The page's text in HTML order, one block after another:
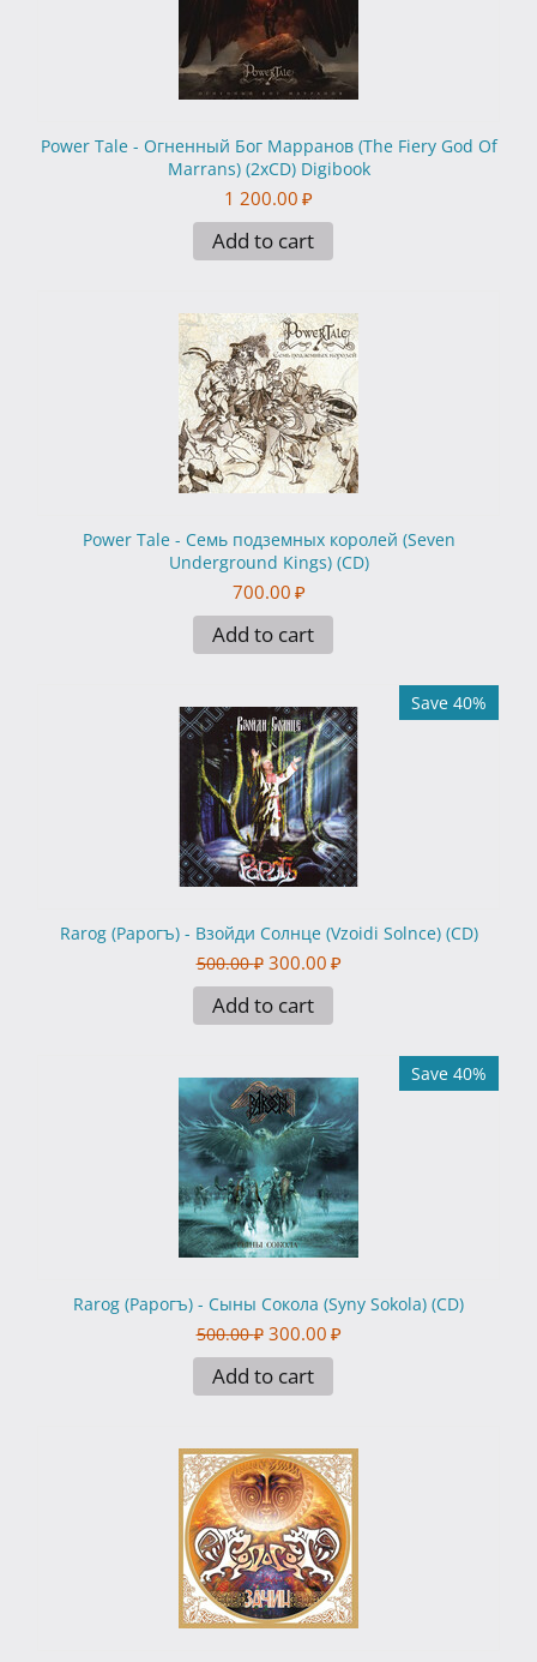
Power Tale - Огненный Бог Марранов (The Fiery God Of
Marrans) (2xCD) Digibook
1 200.00 ₽
Add to cart
Power Tale - Семь подземных королей (Seven
Underground Kings) (CD)
700.00 ₽
Add to cart
Save 40%
Rarog (Рарогъ) - Взойди Солнце (Vzoidi Solnce) (CD)
500.00 ₽ 300.00 ₽
Add to cart
Save 40%
Rarog (Рарогъ) - Сыны Сокола (Syny Sokola) (CD)
500.00 ₽ 300.00 ₽
Add to cart